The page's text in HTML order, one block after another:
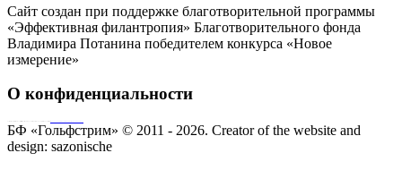
Сайт создан при поддержке благотворительной программы
«Эффективная филантропия» Благотворительного фонда
Владимира Потанина победителем конкурса «Новое
измерение»
О конфиденциальности
БФ «Гольфстрим» © 2011 - 2026. Creator of the website and
design: sazonische